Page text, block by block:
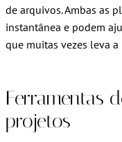
de arquivos. Ambas as
instantânea e podem
que muitas vezes leva
Ferramentas
projetos